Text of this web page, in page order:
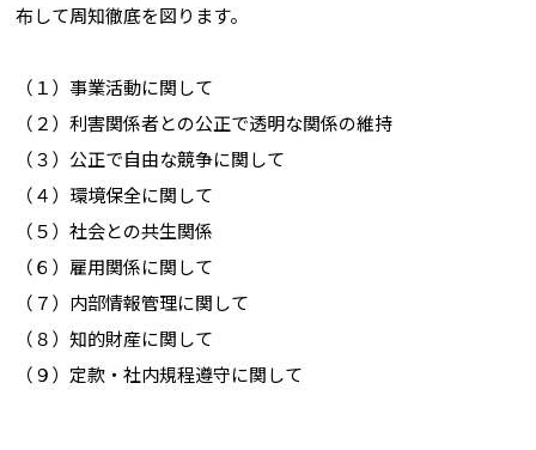
布して周知徹底を図ります。
（１）事業活動に関して
（２）利害関係者との公正で透明な関係の維持
（３）公正で自由な競争に関して
（４）環境保全に関して
（５）社会との共生関係
（６）雇用関係に関して
（７）内部情報管理に関して
（８）知的財産に関して
（９）定款・社内規程遵守に関して